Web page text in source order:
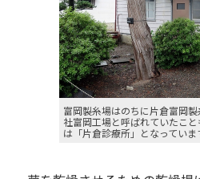
富岡製糸場はのちに片倉富岡
社富岡工場と呼ばれていたこ
は「片倉診療所」となっていま